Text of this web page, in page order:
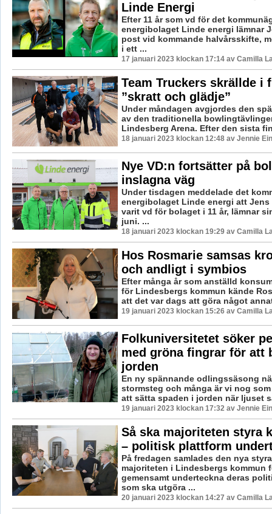
Linde Energi
Efter 11 år som vd för det
energibolaget Linde energi lämnar
post vid kommande halvårsskifte,
i ett ...
17 januari 2023 klockan 17:14 av Camilla
Team Truckers skrällde i
”skratt och glädje”
Under måndagen avgjordes den
av den traditionella
Lindesberg Arena. Efter den sista
18 januari 2023 klockan 12:48 av Jennie
Nye VD:n fortsätter på
inslagna väg
Under tisdagen meddelade det
energibolaget Linde energi att Jens
varit vd för bolaget i 11 år, lämnar
juni. ...
18 januari 2023 klockan 19:29 av Camilla
Hos Rosmarie samsas
och andligt i symbios
Efter många år som anställd
för Lindesbergs kommun kände
att det var dags att göra något
19 januari 2023 klockan 15:26 av Camilla
Folkuniversitetet söker
med gröna fingrar för att
jorden
En ny spännande odlingssäsong
stormsteg och många är vi nog
att sätta spaden i jorden när ljuset
19 januari 2023 klockan 17:32 av Jennie
Så ska majoriteten styra
– politisk plattform
På fredagen samlades den nya
majoriteten i Lindesbergs kommun
gemensamt underteckna deras
som ska utgöra ...
20 januari 2023 klockan 14:27 av Camilla